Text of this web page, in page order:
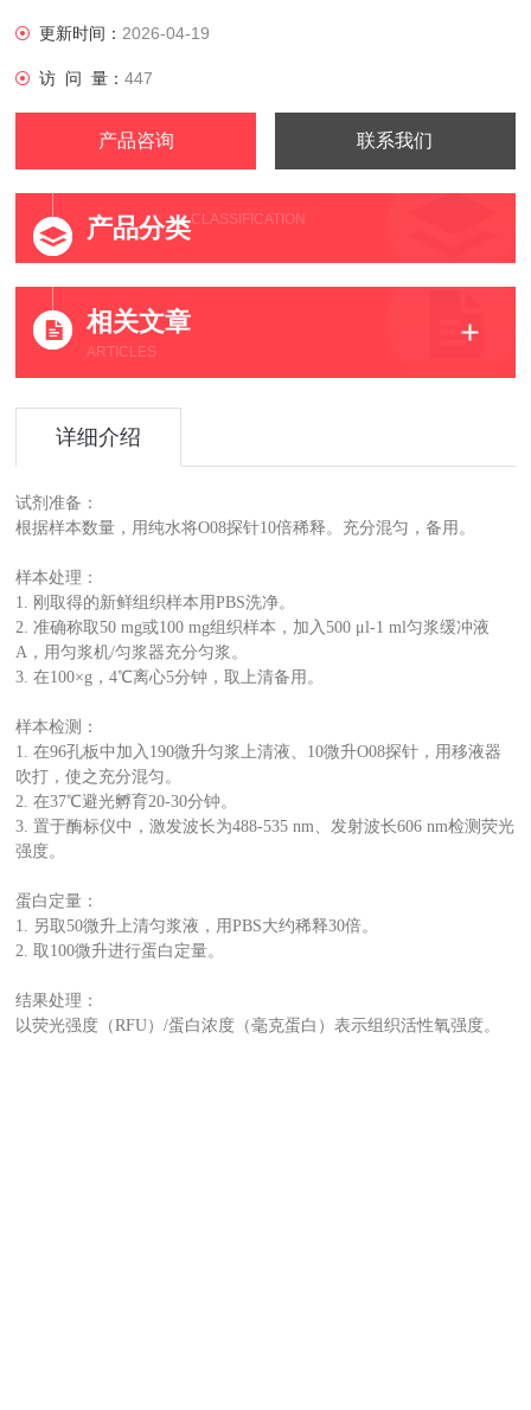
更新时间： 2026-04-19
访 问 量：447
产品咨询 联系我们
产品分类CLASSIFICATION
相关文章
ARTICLES
详细介绍
试剂准备：
根据样本数量，用纯水将O08探针10倍稀释。充分混匀，备用。
样本处理：
1. 刚取得的新鲜组织样本用PBS洗净。
2. 准确称取50 mg或100 mg组织样本，加入500 μl-1 ml匀浆缓冲液
A，用匀浆机/匀浆器充分匀浆。
3. 在100×g，4℃离心5分钟，取上清备用。
样本检测：
1. 在96孔板中加入190微升匀浆上清液、10微升O08探针，用移液器
吹打，使之充分混匀。
2. 在37℃避光孵育20-30分钟。
3. 置于酶标仪中，激发波长为488-535 nm、发射波长606 nm检测荧光
强度。
蛋白定量：
1. 另取50微升上清匀浆液，用PBS大约稀释30倍。
2. 取100微升进行蛋白定量。
结果处理：
以荧光强度（RFU）/蛋白浓度（毫克蛋白）表示组织活性氧强度。